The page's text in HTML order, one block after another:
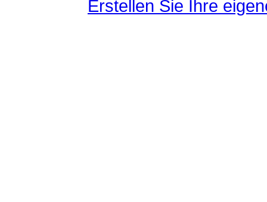
Erstellen Sie Ihre